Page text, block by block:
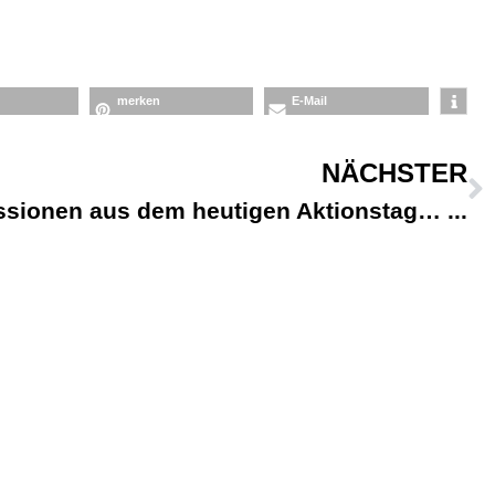
merken E-Mail
NÄCHSTER
aus dem heutigen Aktionstag…